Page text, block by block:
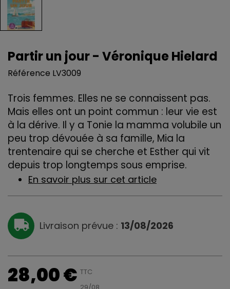
Partir un jour - Véronique Hielard
Référence LV3009
Trois femmes. Elles ne se connaissent pas.
Mais elles ont un point commun : leur vie est
à la dérive. Il y a Tonie la mamma volubile un
peu trop dévouée à sa famille, Mia la
trentenaire qui se cherche et Esther qui vit
depuis trop longtemps sous emprise.
En savoir plus sur cet article
Livraison prévue : 13/08/2026
28,00 € TTC